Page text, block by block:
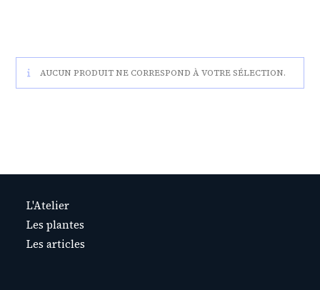
AUCUN PRODUIT NE CORRESPOND À VOTRE SÉLECTION.
L'Atelier
Les plantes
Les articles